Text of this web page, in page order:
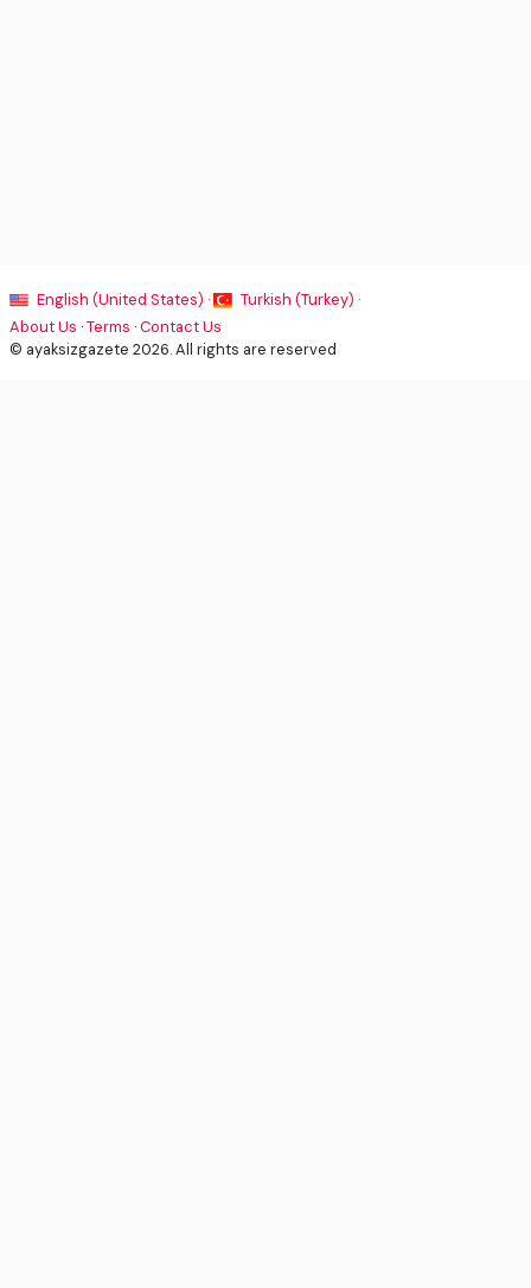
English (United States) ·
Turkish (Turkey) ·
About Us ·Terms ·Contact Us
© ayaksizgazete 2026. All rights are reserved